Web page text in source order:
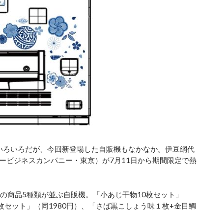
いろだが、今回新登場した自販機もなかなか。伊豆網代
ビジネスカンパニー・東京）が7月11日から期間限定で熱
品5種類が並ぶ自販機。「小あじ干物10枚セット」
セット」（同1980円）、「さば黒こしょう味１枚+金目鯛